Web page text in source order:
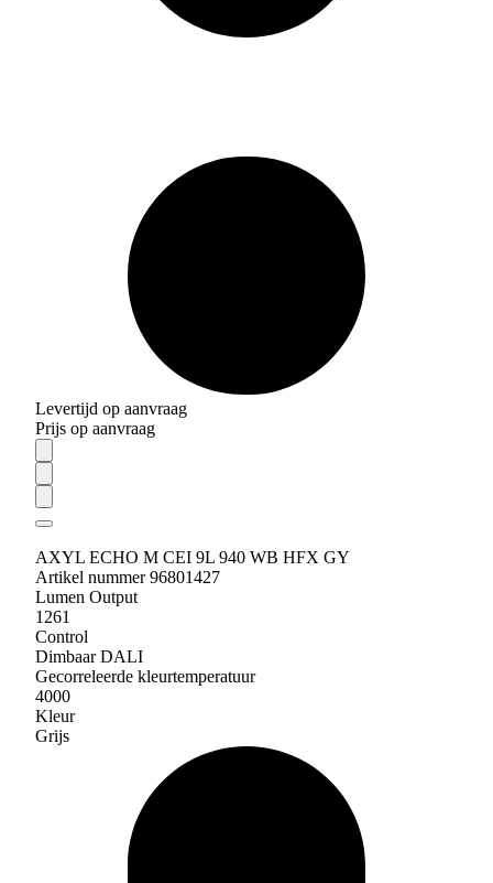
Levertijd op aanvraag
Prijs op aanvraag
AXYL ECHO M CEI 9L 940 WB HFX GY
Artikel nummer 96801427
Lumen Output
1261
Control
Dimbaar DALI
Gecorreleerde kleurtemperatuur
4000
Kleur
Grijs